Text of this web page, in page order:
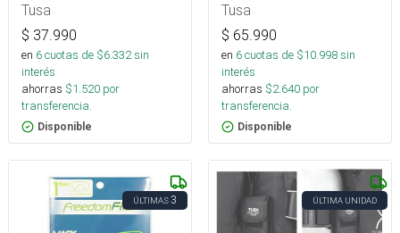
Tusa
$ 37.990
en 6cuotas de $6.332sin
interés
ahorras $1.520 por
transferencia.
Disponible
Tusa
$ 65.990
en 6cuotas de $10.998sin
interés
ahorras $2.640 por
transferencia.
Disponible
ÚLTIMAS3 ÚLTIMA UNIDAD